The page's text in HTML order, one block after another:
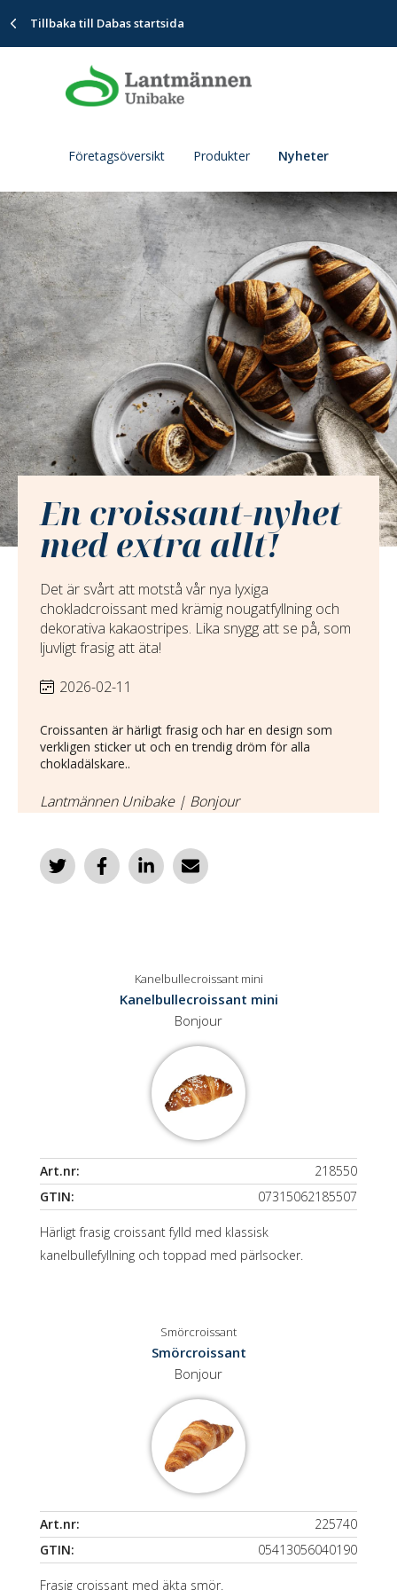
Tillbaka till Dabas startsida
Företagsöversikt Produkter Nyheter
En croissant-nyhet
med extra allt!
Det är svårt att motstå vår nya lyxiga
chokladcroissant med krämig nougatfyllning och
dekorativa kakaostripes. Lika snygg att se på, som
ljuvligt frasig att äta!
2026-02-11
Croissanten är härligt frasig och har en design som
verkligen sticker ut och en trendig dröm för alla
chokladälskare..
Lantmännen Unibake | Bonjour
Kanelbullecroissant mini
Kanelbullecroissant mini
Bonjour
Art.nr:
218550
GTIN:
07315062185507
Härligt frasig croissant fylld med klassisk
kanelbullefyllning och toppad med pärlsocker.
Smörcroissant
Smörcroissant
Bonjour
Art.nr:
225740
GTIN:
05413056040190
Frasig croissant med äkta smör.